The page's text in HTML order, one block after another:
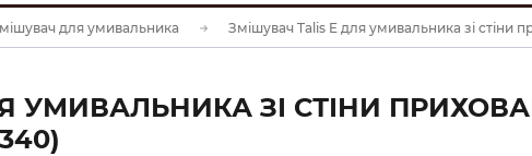
для умивальника Змішувач Talis E для умивальника зі
УМИВАЛЬНИКА ЗІ СТІНИ